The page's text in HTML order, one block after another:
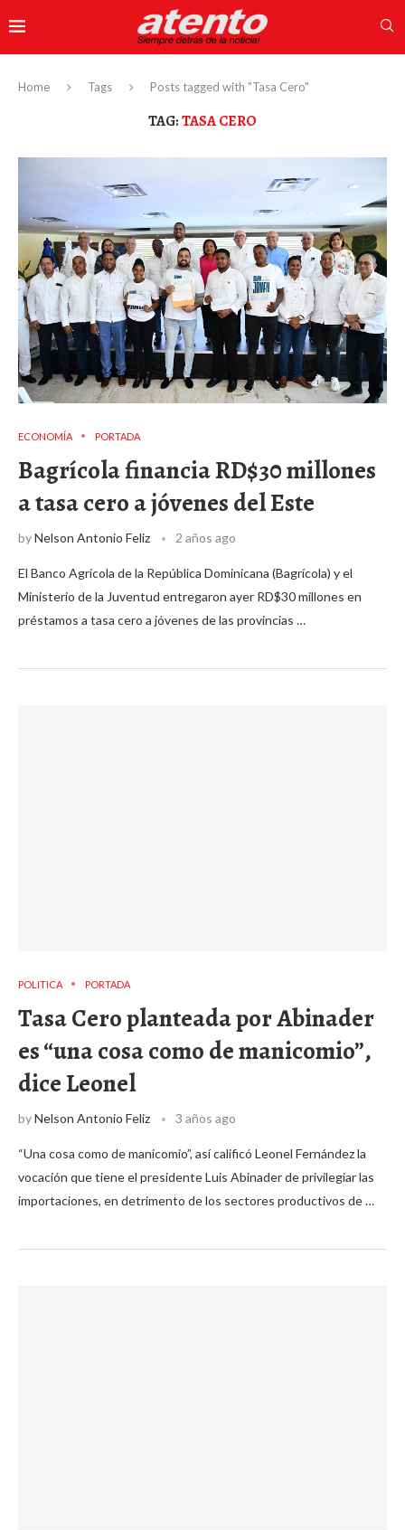
Home Tags Posts tagged with "Tasa Cero"
TAG:TASA CERO
ECONOMÍA PORTADA
Bagrícola financia RD$30 millones
a tasa cero a jóvenes del Este
byNelson Antonio Feliz 2 años ago
El Banco Agrícola de la República Dominicana (Bagrícola) y el
Ministerio de la Juventud entregaron ayer RD$30 millones en
préstamos a tasa cero a jóvenes de las provincias …
POLITICA PORTADA
Tasa Cero planteada por Abinader
es “una cosa como de manicomio”,
dice Leonel
byNelson Antonio Feliz 3 años ago
“Una cosa como de manicomio”, así calificó Leonel Fernández la
vocación que tiene el presidente Luis Abinader de privilegiar las
importaciones, en detrimento de los sectores productivos de …